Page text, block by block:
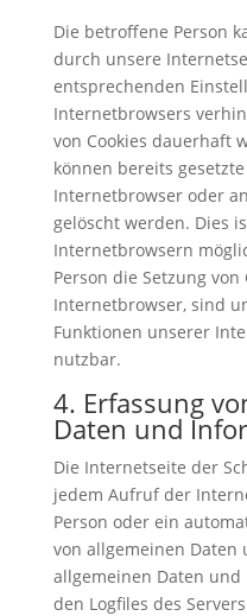
Die betroffene Person
durch unsere
entsprechenden
Internetbrowsers
von Cookies dauerhaft
können bereits
Internetbrowser oder
gelöscht werden. Dies
Internetbrowsern
Person die Setzung
Internetbrowser, sind
Funktionen unserer
nutzbar.
4. Erfassung
Daten und
Die Internetseite der
jedem Aufruf der
Person oder ein
von allgemeinen Daten
allgemeinen Daten
den Logfiles des